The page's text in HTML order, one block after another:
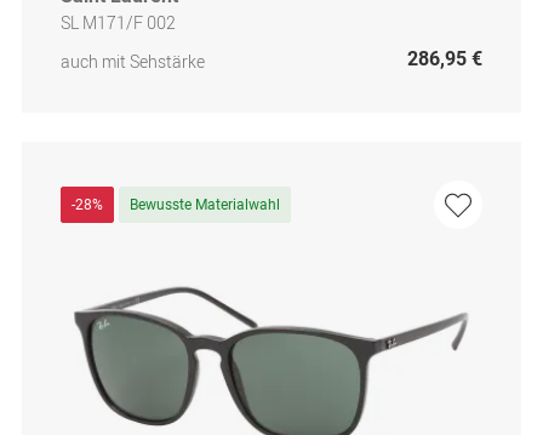
SL M171/F 002
auch mit Sehstärke
286,95 €
-28% Bewusste Materialwahl